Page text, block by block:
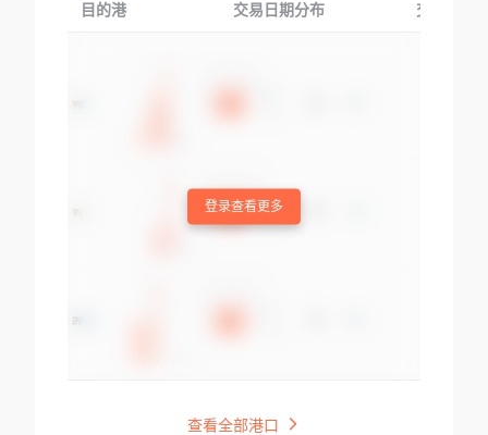
目的港 交易日期分布 交易产品
登录查看更多
查看全部港口